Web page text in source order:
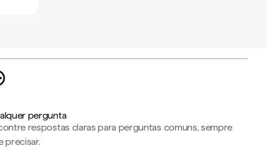
pergunta
respostas claras para perguntas comuns, sempre
precisar.